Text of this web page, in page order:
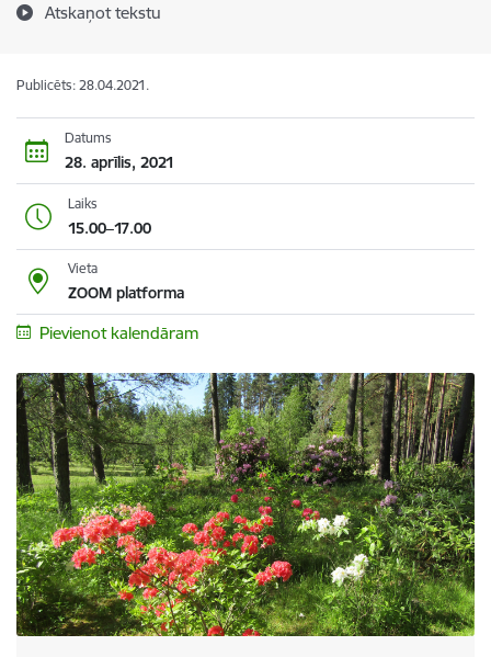
Atskaņot tekstu
Publicēts: 28.04.2021.
Datums
28. aprīlis, 2021
Laiks
15.00–17.00
Vieta
ZOOM platforma
Pievienot kalendāram